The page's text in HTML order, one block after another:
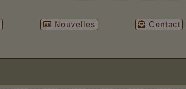
Nouvelles Contact